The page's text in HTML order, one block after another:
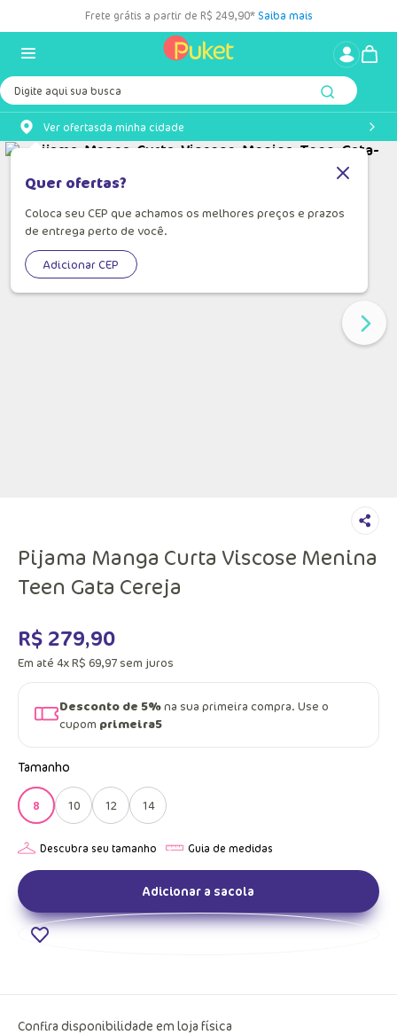
Frete grátis a partir de R$ 249,90* Saiba mais
Digite aqui sua busca
Ver ofertasda minha cidade
Quer ofertas?
Coloca seu CEP que achamos os melhores preços e prazos
de entrega perto de você.
Adicionar CEP
Pijama Manga Curta Viscose Menina
Teen Gata Cereja
R$ 279,90
Em até 4xR$ 69,97 sem juros
Desconto de 5%na sua primeira compra. Use o
cupom primeira5
Tamanho
8 10 12 14
Adicionar a sacola
Confira disponibilidade em loja física